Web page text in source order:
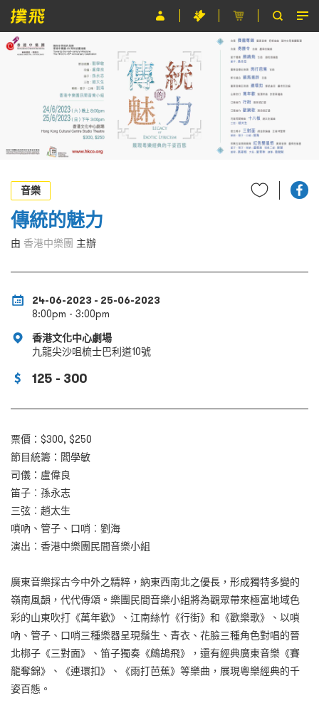
節目
關於撲飛
條款及細則
EN
音樂
傳統的魅力
由 香港中樂團 主辦
24-06-2023 - 25-06-2023
8:00pm - 3:00pm
香港文化中心劇場
九龍尖沙咀梳士巴利道10號
125 - 300
票價：$300, $250
節目統籌：閻學敏
司儀：盧偉良
笛子︰孫永志
三弦︰趙太生
嗩吶、管子、口哨︰劉海
演出︰香港中樂團民間音樂小組
廣東音樂採古今中外之精粹，納東西南北之優長，形成獨特多變的
嶺南風韻，代代傳頌。樂團民間音樂小組將為觀眾帶來極富地域色
彩的山東吹打《萬年歡》、江南絲竹《行街》和《歡樂歌》、以嗩
吶、管子、口哨三種樂器呈現鬚生、青衣、花臉三種角色對唱的晉
北梆子《三對面》、笛子獨奏《鷓鴣飛》，還有經典廣東音樂《賽
龍奪錦》、《連環扣》、《雨打芭蕉》等樂曲，展現粵樂經典的千
姿百態。